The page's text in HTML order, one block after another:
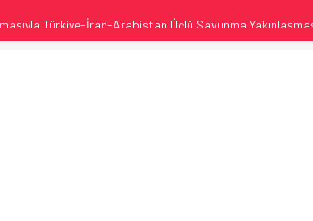
Türkiye-İran-Arabistan Üçlü Savunma Yakınlaşması
İçin İhale Eylül’de